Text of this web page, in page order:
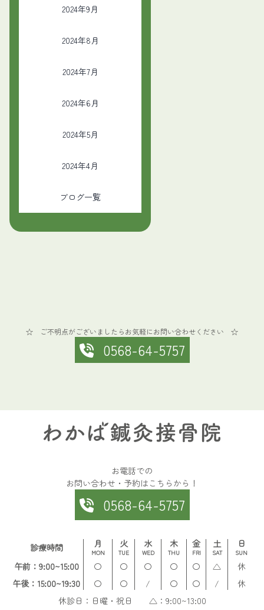
2024年9月
2024年8月
2024年7月
2024年6月
2024年5月
2024年4月
ブログ一覧
☆ ご不明点がございましたらお気軽にお問い合わせください ☆
0568-64-5757
お電話での
お問い合わせ・予約はこちらから！
0568-64-5757
診療時間 月
MON
火
TUE
水
WED
木
THU
金
FRI
土
SAT
日
SUN
午前：9:00~15:00 〇 〇 〇 〇 〇 △
休
午後：15:00~19:30
〇 〇 / 〇 〇 /
休
休診日：日曜・祝日 △：9:00~13:00